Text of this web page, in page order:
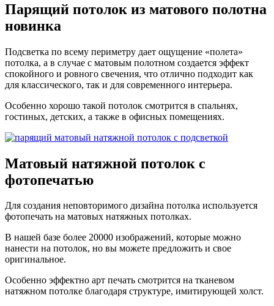
Парящий потолок из матового полотна
новинка
Подсветка по всему периметру дает ощущение «полета»
потолка, а в случае с матовым полотном создается эффект
спокойного и ровного свечения, что отлично подходит как
для классического, так и для современного интерьера.
Особенно хорошо такой потолок смотрится в спальнях,
гостиных, детских, а также в офисных помещениях.
Матовый натяжной потолок с
фотопечатью
Для создания неповторимого дизайна потолка используется
фотопечать на матовых натяжных потолках.
В нашей базе более 20000 изображений, которые можно
нанести на потолок, но вы можете предложить и свое
оригинальное.
Особенно эффектно арт печать смотрится на тканевом
натяжном потолке благодаря структуре, имитирующей холст.